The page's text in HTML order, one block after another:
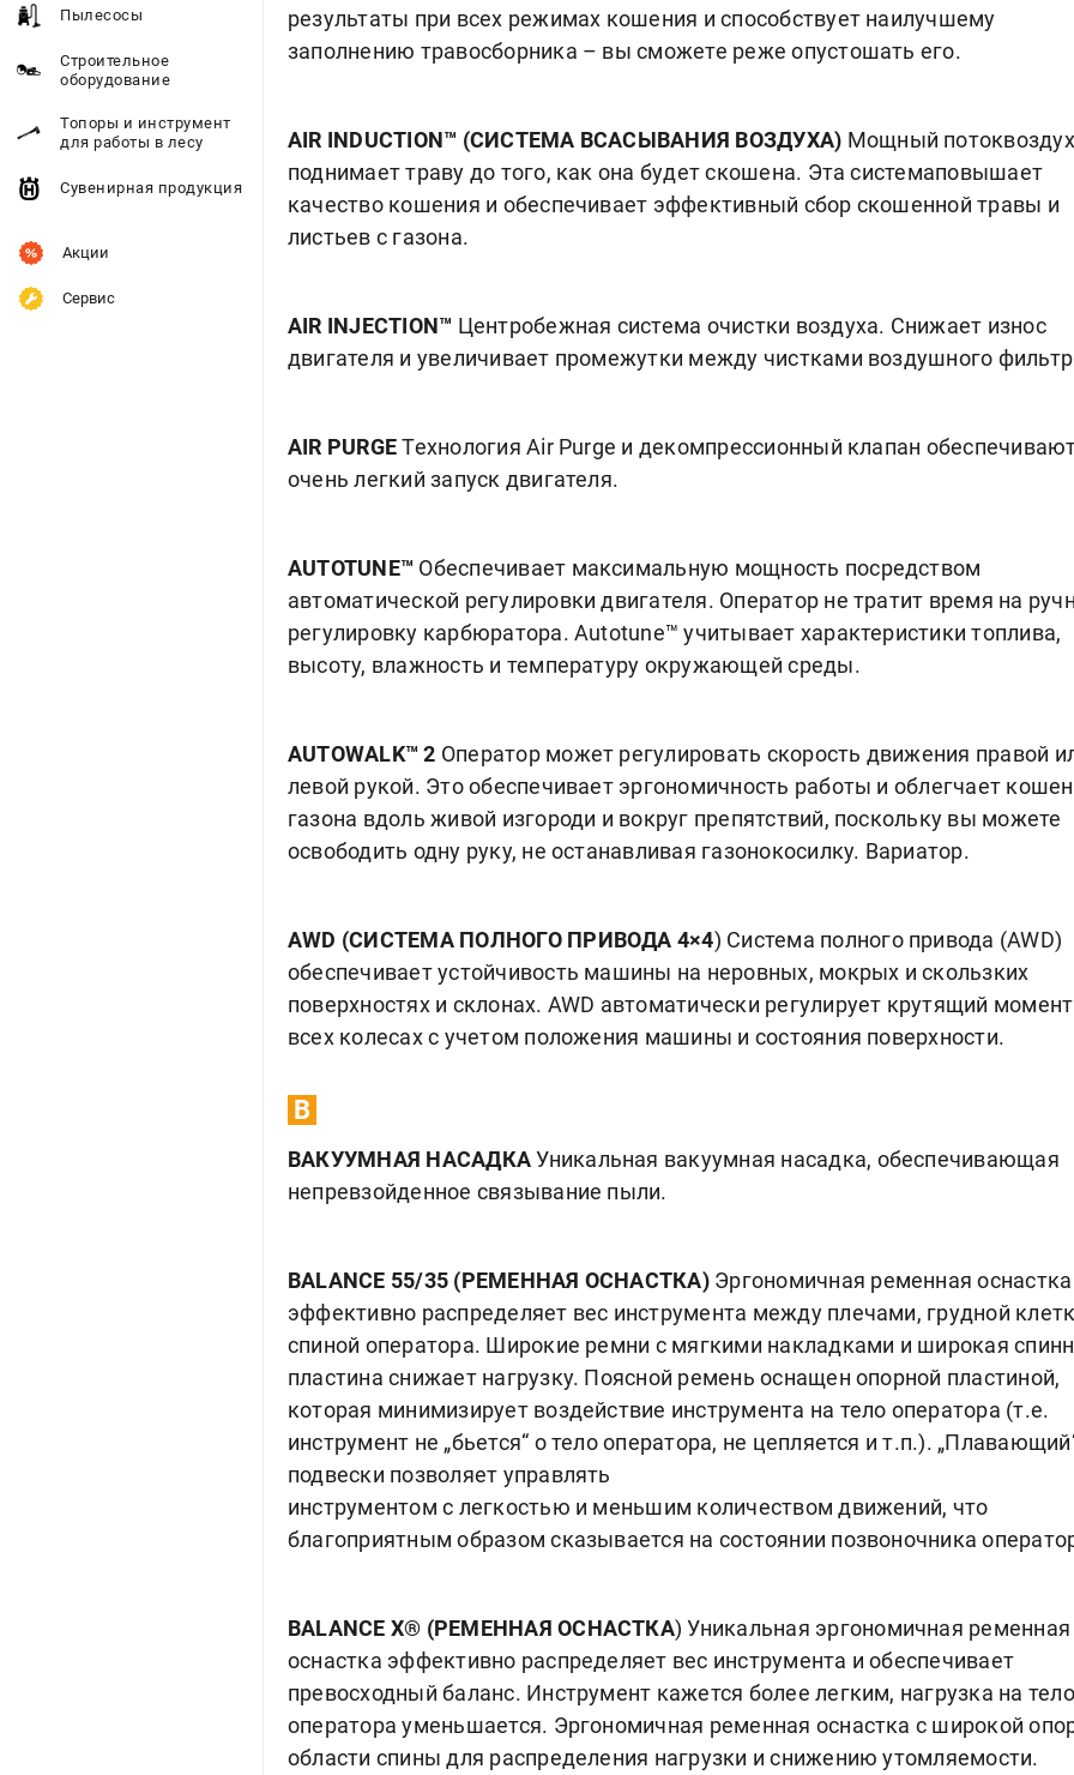
Пылесосы
Строительное
оборудование
Топоры и инструмент
для работы в лесу
Сувенирная продукция
Акции
Сервис
результаты при всех режимах кошения и способствует наилучшему
заполнению травосборника – вы сможете реже опустошать его.
AIR INDUCTION™ (СИСТЕМА ВСАСЫВАНИЯ ВОЗДУХА) Мощный
поднимает траву до того, как она будет скошена. Эта системаповышает
качество кошения и обеспечивает эффективный сбор скошенной травы и
листьев с газона.
AIR INJECTION™ Центробежная система очистки воздуха. Снижает износ
двигателя и увеличивает промежутки между чистками воздушного
AIR PURGEТехнология Air Purge и декомпрессионный клапан
очень легкий запуск двигателя.
AUTOTUNE™ Обеспечивает максимальную мощность посредством
автоматической регулировки двигателя. Оператор не тратит время на
регулировку карбюратора. Autotune™ учитывает характеристики топлива,
высоту, влажность и температуру окружающей среды.
AUTOWALK™ 2 Оператор может регулировать скорость движения правой
левой рукой. Это обеспечивает эргономичность работы и облегчает
газона вдоль живой изгороди и вокруг препятствий, поскольку вы можете
освободить одну руку, не останавливая газонокосилку. Вариатор.
AWD (СИСТЕМА ПОЛНОГО ПРИВОДА 4×4) Система полного привода (AWD)
обеспечивает устойчивость машины на неровных, мокрых и скользких
поверхностях и склонах. AWD автоматически регулирует крутящий
всех колесах с учетом положения машины и состояния поверхности.
B
ВАКУУМНАЯ НАСАДКАУникальная вакуумная насадка, обеспечивающая
непревзойденное связывание пыли.
BALANCE 55/35 (РЕМЕННАЯ ОСНАСТКА)Эргономичная ременная оснастка
эффективно распределяет вес инструмента между плечами, грудной
спиной оператора. Широкие ремни с мягкими накладками и широкая
пластина снижает нагрузку. Поясной ремень оснащен опорной пластиной,
которая минимизирует воздействие инструмента на тело оператора (т.е.
инструмент не „бьется“ о тело оператора, не цепляется и т.п.).
подвески позволяет управлять
инструментом с легкостью и меньшим количеством движений, что
благоприятным образом сказывается на состоянии позвоночника
BALANCE X® (РЕМЕННАЯ ОСНАСТКА) Уникальная эргономичная ременная
оснастка эффективно распределяет вес инструмента и обеспечивает
превосходный баланс. Инструмент кажется более легким, нагрузка на тело
оператора уменьшается. Эргономичная ременная оснастка с широкой
области спины для распределения нагрузки и снижению утомляемости.